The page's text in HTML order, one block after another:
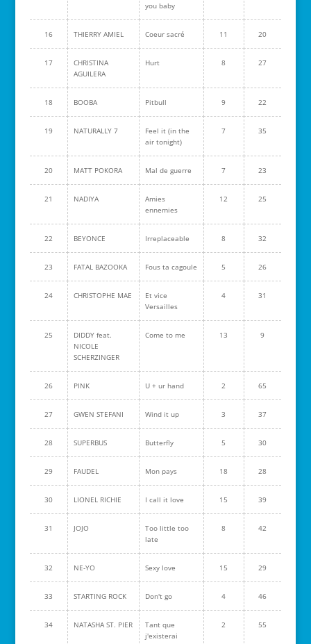
you baby
16 THIERRY AMIEL Coeur sacré 11 20
17
CHRISTINA
AGUILERA
Hurt 8 27
18 BOOBA Pitbull 9 22
19 NATURALLY 7
Feel it (in the
air tonight)
7 35
20 MATT POKORA Mal de guerre 7 23
21 NADIYA
Amies
ennemies
12 25
22 BEYONCE Irreplaceable 8 32
23 FATAL BAZOOKA Fous ta cagoule 5 26
24 CHRISTOPHE MAE
Et vice
Versailles
4 31
25
DIDDY feat.
NICOLE
SCHERZINGER
Come to me 13 9
26 PINK U + ur hand 2 65
27 GWEN STEFANI Wind it up 3 37
28 SUPERBUS Butterfly 5 30
29 FAUDEL Mon pays 18 28
30 LIONEL RICHIE I call it love 15 39
31 JOJO
Too little too
late
8 42
32 NE-YO Sexy love 15 29
33 STARTING ROCK Don't go 4 46
34 NATASHA ST. PIER
Tant que
j'existerai
2 55